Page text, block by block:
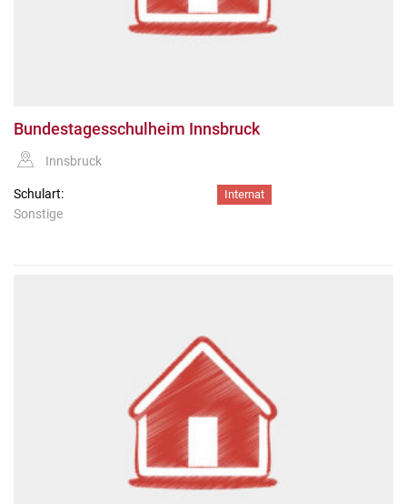
Bundestagesschulheim Innsbruck
Innsbruck
Schulart:
Sonstige
Internat